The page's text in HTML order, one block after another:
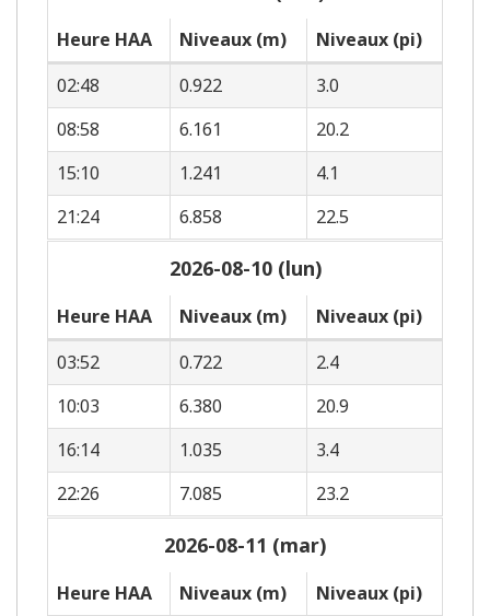
Heure HAA Niveaux (m)
Niveaux (pi)
02:48
0.922
3.0
08:58
6.161
20.2
15:10
1.241
4.1
21:24
6.858 22.5
2026-08-10 (lun)
Heure HAA Niveaux (m)
Niveaux (pi)
03:52
0.722
2.4
10:03
6.380
20.9
16:14
1.035
3.4
22:26
7.085 23.2
2026-08-11 (mar)
Heure HAA Niveaux (m)
Niveaux (pi)